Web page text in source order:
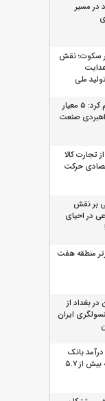
در مسیر
سکوت؛ نقش
ملی
سمیعی‌ نژاد اعلام کرد: 5 معیار
صنعت
تجارت کالا
حرکت
بر نقش
در احیای
منطقه هفت
در بغداد از
ایران
درآمد بانک
سینا؛ تراز عملیاتی به بیش از ۵.۷